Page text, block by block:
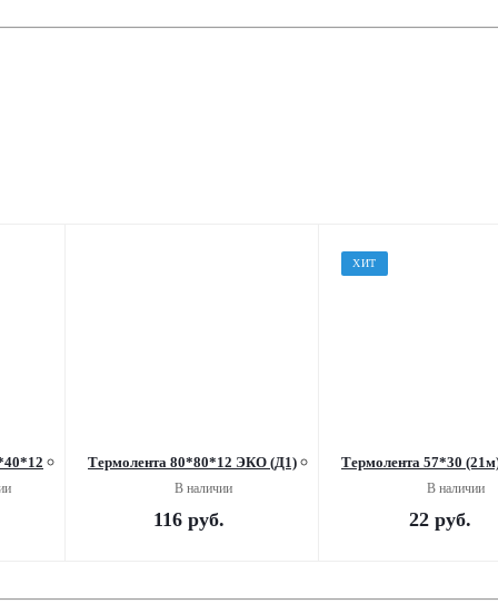
Термолента 80*80*12 ЭКО (Д1)
В наличии
116руб.
ХИТ
Термолента 57*30
В наличии
22 руб.